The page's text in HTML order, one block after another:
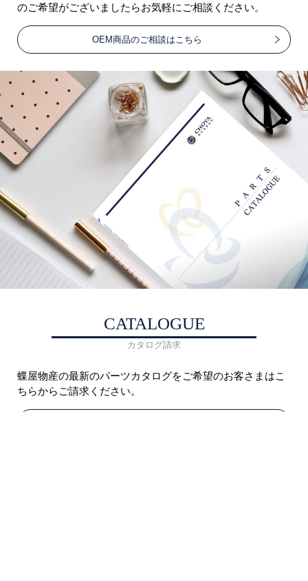
のご希望がございましたらお気軽にご相談ください。
OEM商品のご相談はこちら
CATALOGUE
カタログ請求
蝶屋物産の最新のパーツカタログをご希望のお客さまはこ
ちらからご請求ください。